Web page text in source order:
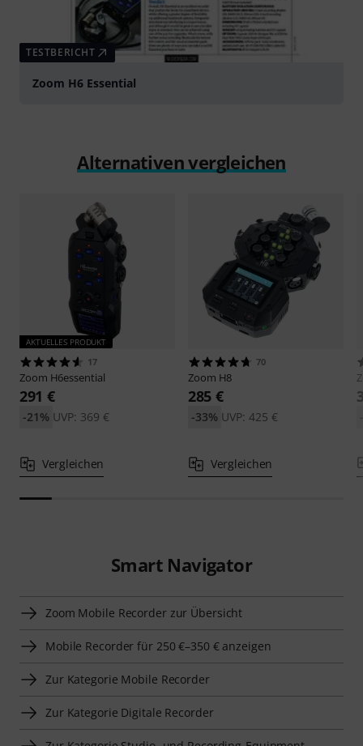
TESTBERICHT
Zoom H6 Essential
Alternativen vergleichen
AKTUELLES PRODUKT
17
Zoom H6essential
291 €
UVP: 369 €
-21%
Vergleichen
70
Zoom H8
285 €
UVP: 425 €
-33%
Vergleichen
Smart Navigator
Zoom Mobile Recorder zur Übersicht
Mobile Recorder für 250 €–350 € anzeigen
Zur Kategorie Mobile Recorder
Zur Kategorie Digitale Recorder